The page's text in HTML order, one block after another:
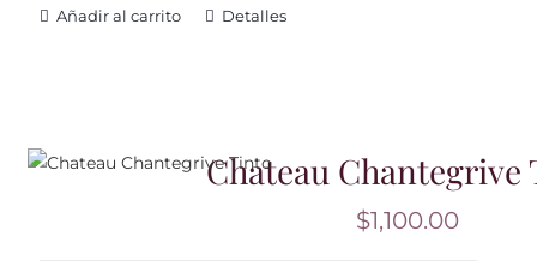
Añadir al carrito Detalles
Chateau Chantegrive
$1,100.00